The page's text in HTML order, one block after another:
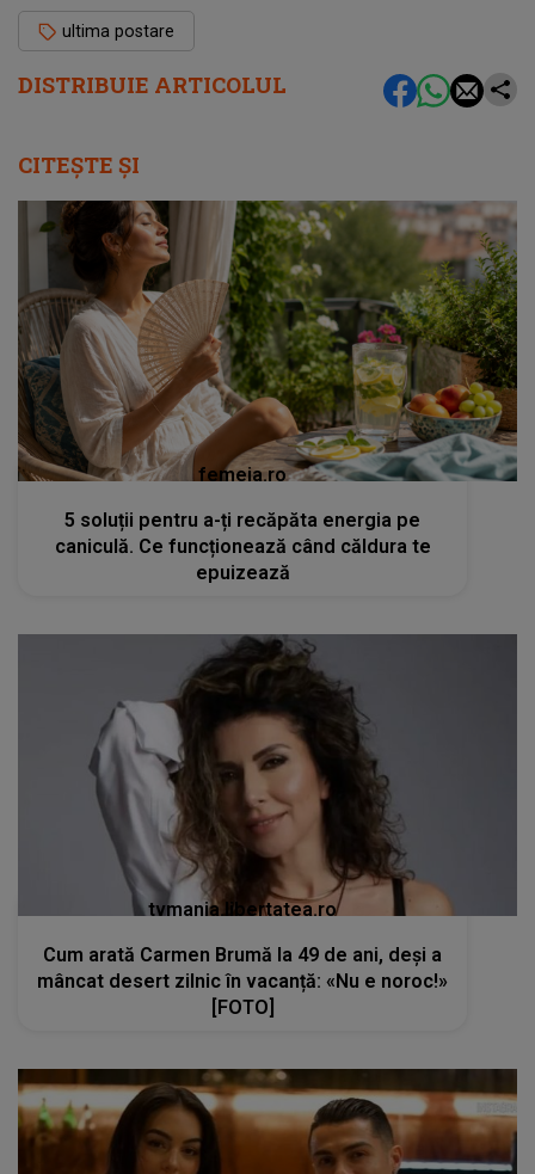
DISTRIBUIE ARTICOLUL
ultima postare
CITEȘTE ȘI
femeia.ro
5 soluții pentru a-ți recăpăta energia pe
caniculă. Ce funcționează când căldura te
epuizează
tvmania.libertatea.ro
Cum arată Carmen Brumă la 49 de ani, deși a
mâncat desert zilnic în vacanță: «Nu e noroc!»
[FOTO]